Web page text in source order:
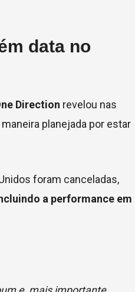
data no
Direction revelou nas
planejada por estar
foram canceladas,
a performance em